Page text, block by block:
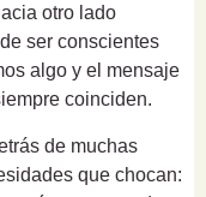
otro lado
ser conscientes
algo y el mensaje
coinciden.
de muchas
que chocan: